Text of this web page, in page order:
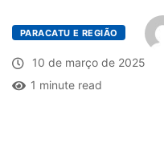
PARACATU E REGIÃO
10 de março de 2025
1 minute read